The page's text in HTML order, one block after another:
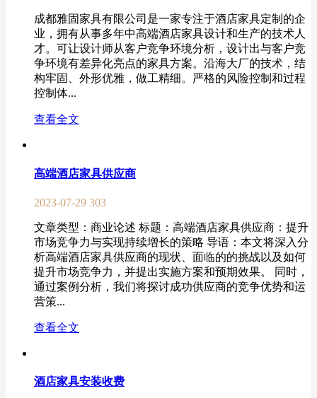
成都雅固家具有限公司是一家专注于酒店家具定制的企
业，拥有从事多年中高端酒店家具设计和生产的技术人
才。可让设计师从客户竞争环境分析，设计出与客户竞
争环境有差异化亮点的家具方案。沿海大厂的技术，结
构牢固、外形优雅，做工精细。严格的风险控制和过程
控制体...
查看全文
高端酒店家具供应商
2023-07-29 303
文章类型：商业论述 标题：高端酒店家具供应商：提升
市场竞争力与实现持续增长的策略 导语：本文将深入分
析高端酒店家具供应商的现状、面临的的挑战以及如何
提升市场竞争力，并提出实施方案和预期效果。 同时，
通过案例分析，我们将探讨成功供应商的竞争优势和运
营策...
查看全文
酒店家具安装收费